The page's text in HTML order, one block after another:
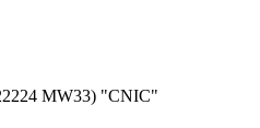
MW33) "CNIC"